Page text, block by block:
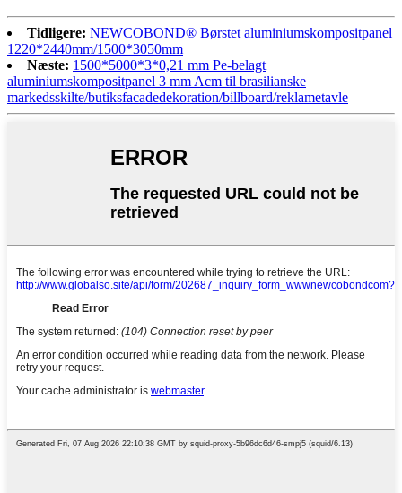
Tidligere: NEWCOBOND® Børstet aluminiumskompositpanel
1220*2440mm/1500*3050mm
Næste: 1500*5000*3*0,21 mm Pe-belagt
aluminiumskompositpanel 3 mm Acm til brasilianske
markedsskilte/butiksfacadedekoration/billboard/reklametavle